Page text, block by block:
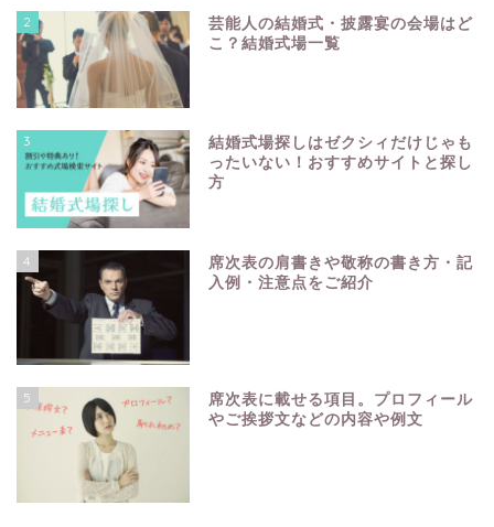
2
芸能人の結婚式・披露宴の会場はど
こ？結婚式場一覧
3
結婚式場探しはゼクシィだけじゃも
ったいない！おすすめサイトと探し
方
4
席次表の肩書きや敬称の書き方・記
入例・注意点をご紹介
5
席次表に載せる項目。プロフィール
やご挨拶文などの内容や例文